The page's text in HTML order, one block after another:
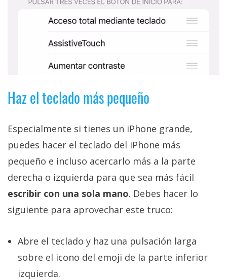
Haz el teclado más pequeño
Especialmente si tienes un iPhone grande,
puedes hacer el teclado del iPhone más
pequeño e incluso acercarlo más a la parte
derecha o izquierda para que sea más fácil
escribir con una sola mano. Debes hacer lo
siguiente para aprovechar este truco:
Abre el teclado y haz una pulsación larga
sobre el icono del emoji de la parte inferior
izquierda.